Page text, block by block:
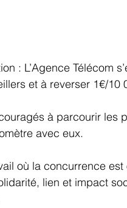
: L’Agence Télécom
et à reverser 1€/10
à parcourir les
avec eux.
où la concurrence
lien et impact